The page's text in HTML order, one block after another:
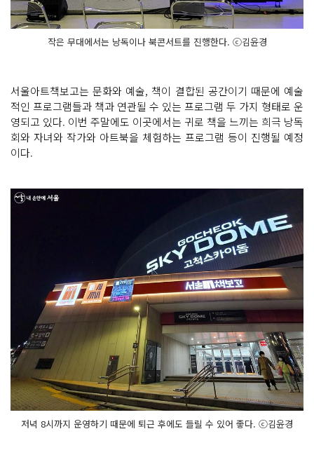
작은 무대에서는 낭독이나 북콘서트를 진행한다. ⓒ김윤경
서울아트책보고는 문화와 예술, 책이 결합된 공간이기 때문에 예술
적인 프로그램들과 책과 연관될 수 있는 프로그램 두 가지 형태로 운
영되고 있다. 이번 주말에도 이곳에서는 귀로 책을 느끼는 희극 낭독
회와 자녀와 작가와 아트북을 체험하는 프로그램 등이 진행될 예정
이다.
저녁 8시까지 운영하기 때문에 퇴근 후에도 들릴 수 있어 좋다. ⓒ김윤경